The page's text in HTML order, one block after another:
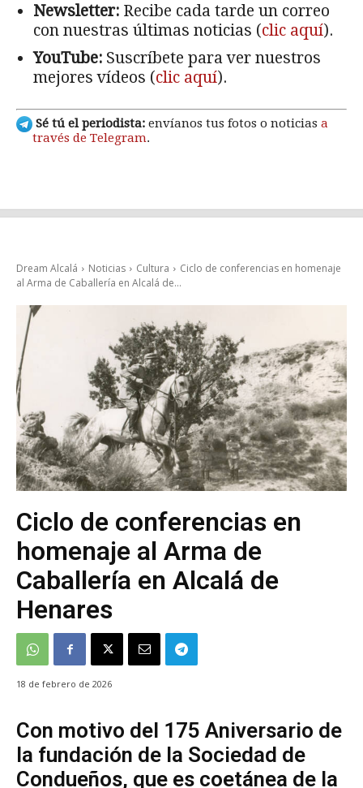
Newsletter: Recibe cada tarde un correo
con nuestras últimas noticias (clic aquí).
YouTube: Suscríbete para ver nuestros
mejores vídeos (clic aquí).
Sé tú el periodista: envíanos tus fotos o noticias a
través de Telegram.